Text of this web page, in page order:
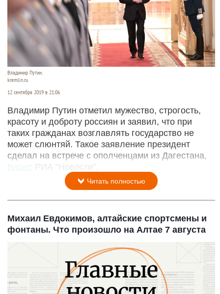
Владимир Путин.
kremlin.ru
12 сентября 2019 в 21:06
Владимир Путин отметил мужество, строгость,
красоту и доброту россиян и заявил, что при
таких гражданах возглавлять государство не
может слюнтяй. Такое заявление президент
сделал на встрече с ополченцами из Дагестана,
пишет
РИА "Новости".
Читать полностью
Михаил Евдокимов, алтайские спортсмены и
фонтаны. Что произошло на Алтае 7 августа